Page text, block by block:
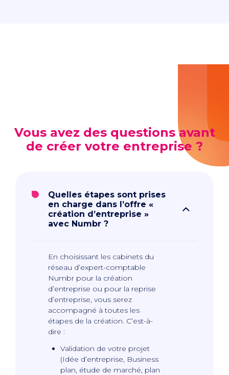
Vous avez des questions avant
de créer votre entreprise ?
Quelles étapes sont prises
en charge dans l’offre «
création d’entreprise »
avec Numbr ?
En choisissant les cabinets du
réseau d’expert-comptable
Numbr pour la création
d’entreprise ou pour la reprise
d’entreprise, vous serez
accompagné à toutes les
étapes de la création. C’est-à-
dire :
Validation de votre projet
(Idée d’entreprise, Business
plan, étude de marché, plan